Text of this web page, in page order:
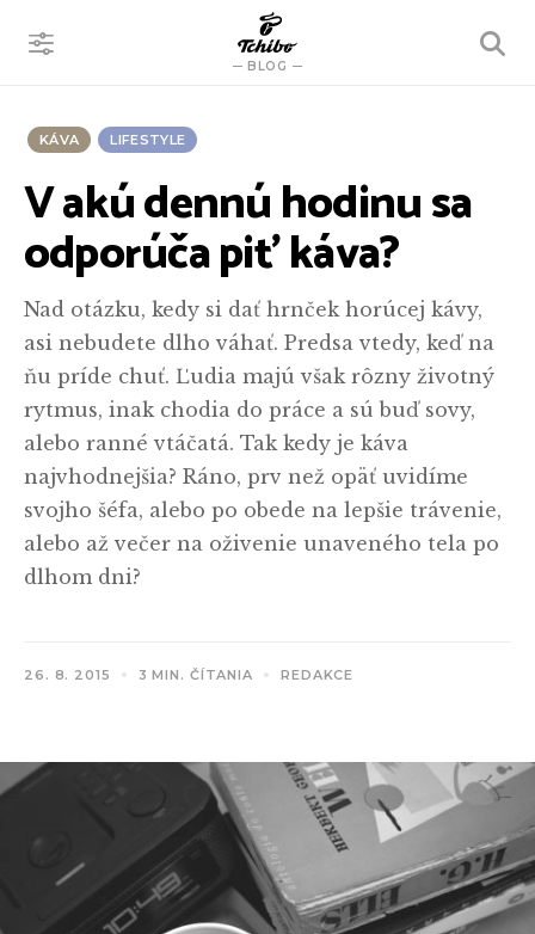
BLOG
VYHĽADÁVANIE
KÁVA LIFESTYLE
V akú dennú hodinu sa
odporúča piť káva?
Nad otázku, kedy si dať hrnček horúcej kávy,
asi nebudete dlho váhať. Predsa vtedy, keď na
ňu príde chuť. Ľudia majú však rôzny životný
rytmus, inak chodia do práce a sú buď sovy,
alebo ranné vtáčatá. Tak kedy je káva
najvhodnejšia? Ráno, prv než opäť uvidíme
svojho šéfa, alebo po obede na lepšie trávenie,
alebo až večer na oživenie unaveného tela po
dlhom dni?
26. 8. 2015 3 MIN. ČÍTANIA REDAKCE